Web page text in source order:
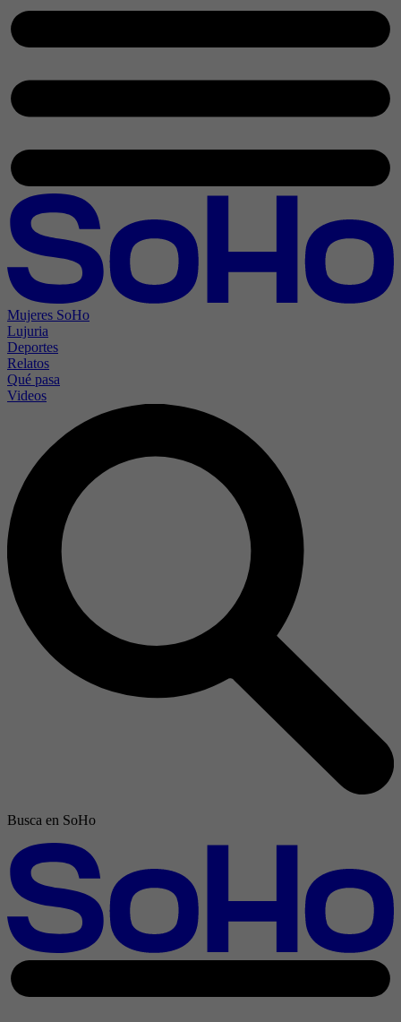
Mujeres SoHo
Lujuria
Deportes
Relatos
Qué pasa
Videos
Busca en SoHo